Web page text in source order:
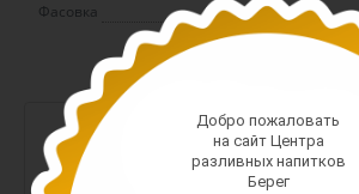
Фасовка
Добро пожаловать
на сайт Центра
разливных напитков
Берег